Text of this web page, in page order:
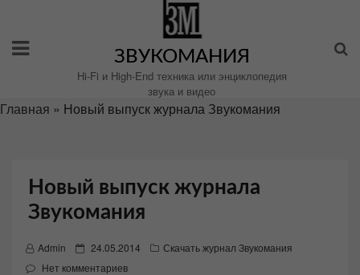
содержимому
ЗВУКОМАНИЯ
Hi-Fi и High-End техника или энциклопедия
звука и видео
Главная » Новый выпуск журнала Звукомания
Новый выпуск журнала
Звукомания
Admin
P
o
24.05.2014
Скачать журнал Звукомания
Нет комментариев